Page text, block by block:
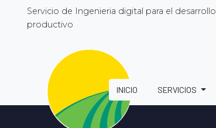
Servicio de Ingenieria digital para el desarrollo
productivo
INICIO SERVICIOS